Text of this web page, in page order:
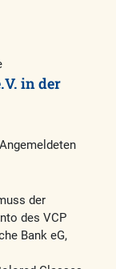
in der
der
des VCP
Bank eG,